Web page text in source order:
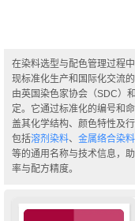
在染料选型与配色管理过程
现标准化生产和国际化交流
由英国染色家协会（SDC）
定。它通过标准化的编号和
盖其化学结构、颜色特性及
包括溶剂染料、 金属络合染料
等的通用名称与技术信息，
率与配方精度。